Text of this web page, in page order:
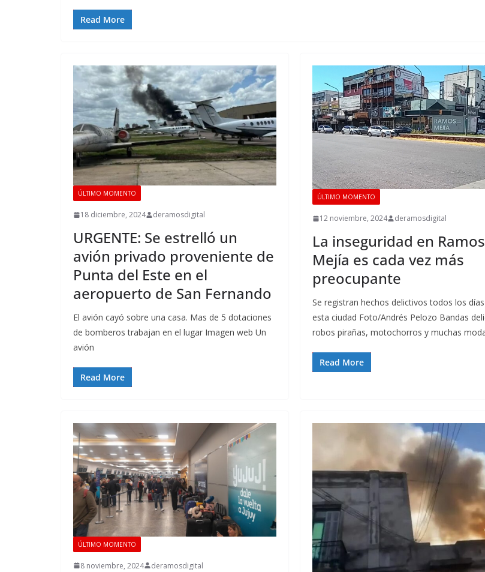
Read More
ÚLTIMO MOMENTO
18 diciembre, 2024 deramosdigital
URGENTE: Se estrelló un
avión privado proveniente de
Punta del Este en el
aeropuerto de San Fernando
El avión cayó sobre una casa. Mas de 5 dotaciones
de bomberos trabajan en el lugar Imagen web Un
avión
Read More
ÚLTIMO MOMENTO
12 noviembre, 2024 deramosdigital
La inseguridad en Ramos
Mejía es cada vez más
preocupante
Se registran hechos delictivos todos los
esta ciudad Foto/Andrés Pelozo Bandas
robos pirañas, motochorros y muchas
Read More
ÚLTIMO MOMENTO
8 noviembre, 2024 deramosdigital